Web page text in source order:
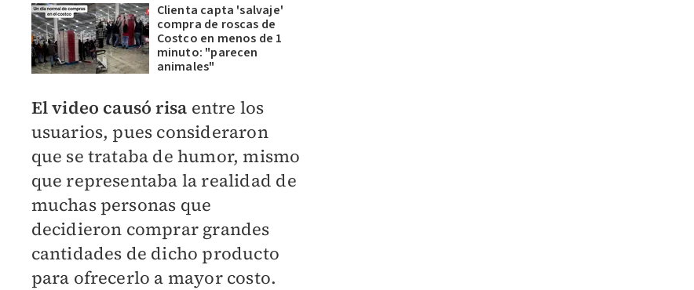
Clienta capta 'salvaje'
compra de roscas de
Costco en menos de 1
minuto: "parecen
animales"
El video causó risa entre los
usuarios, pues consideraron
que se trataba de humor, mismo
que representaba la realidad de
muchas personas que
decidieron comprar grandes
cantidades de dicho producto
para ofrecerlo a mayor costo.